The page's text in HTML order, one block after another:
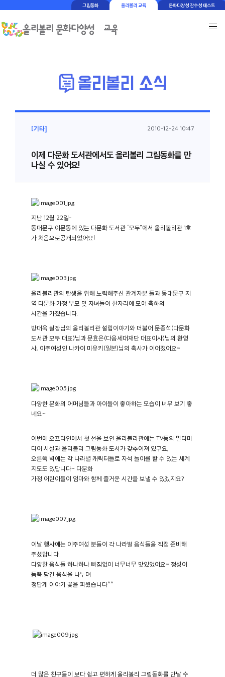
그림동화 올리볼리 교육 문화다양성 감수성 테스트
[기타] 2010-12-24 10:47
이제 다문화 도서관에서도 올리볼리 그림동화를 만
나실 수 있어요!
지난 12월 22일-
동대문구 이문동에 있는 다문화 도서관 “모두”에서 올리볼리관 1호
가 처음으로공개되었어요 !
올리볼리관의 탄생을 위해 노력해주신 관계자분 들과 동대문구 지
역 다문화 가정 부모 및 자녀들이 한자리에 모여 축하의
시간을 가졌습니다
방대욱 실장님의 올리볼리관 설립이야기와 더불어 문종석 (다문화
도서관 모두 대표)님과 문효은(다음세대재단 대표이사)님의 환영
사, 이주여성인 나카이 미유키 (일본)님의 축사가 이어졌어요~
다양한 문화의 어머님들과 아이들이 좋아하는 모습이 너무 보기 좋
네요~
이번에 오프라인에서 첫 선을 보인 올리볼리관에는TV등의 멀티미
디어 시설과 올리볼리 그림동화 도서가 갖추어져 있구요
오른쪽 벽에는 각 나라별 캐릭터들로 자석 놀이를 할 수 있는 세계
지도도 있답니다~ 다문화
가정 어린이들이 엄마와 함께 즐거운 시간을 보낼 수 있겠지요?
이날 행사에는 이주여성 분들이 각 나라별 음식들을 직접 준비해
주셨답니다
다양한 음식들 하나하나 빠짐없이 너무너무 맛있었어요~ 정성이
듬뿍 담긴 음식을 나누며
정답게 이야기 꽃을 피웠습니다^^
더 많은 친구들이 보다 쉽고 편하게 올리볼리 그림동화를 만날 수